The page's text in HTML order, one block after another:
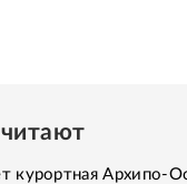
курортная Архипо-